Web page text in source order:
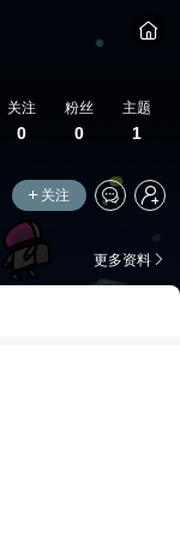
关注
0
粉丝
0
主题
1
关注
更多资料